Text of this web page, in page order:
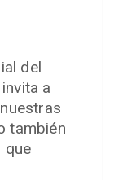
del
a
también
que